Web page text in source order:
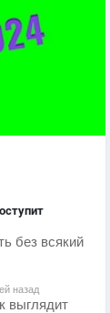
без всякий
назад
выглядит